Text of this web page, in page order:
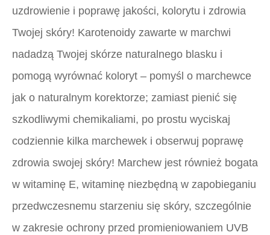
uzdrowienie i poprawę jakości, kolorytu i zdrowia
Twojej skóry! Karotenoidy zawarte w marchwi
nadadzą Twojej skórze naturalnego blasku i
pomogą wyrównać koloryt – pomyśl o marchewce
jak o naturalnym korektorze; zamiast pienić się
szkodliwymi chemikaliami, po prostu wyciskaj
codziennie kilka marchewek i obserwuj poprawę
zdrowia swojej skóry! Marchew jest również bogata
w witaminę E, witaminę niezbędną w zapobieganiu
przedwczesnemu starzeniu się skóry, szczególnie
w zakresie ochrony przed promieniowaniem UVB